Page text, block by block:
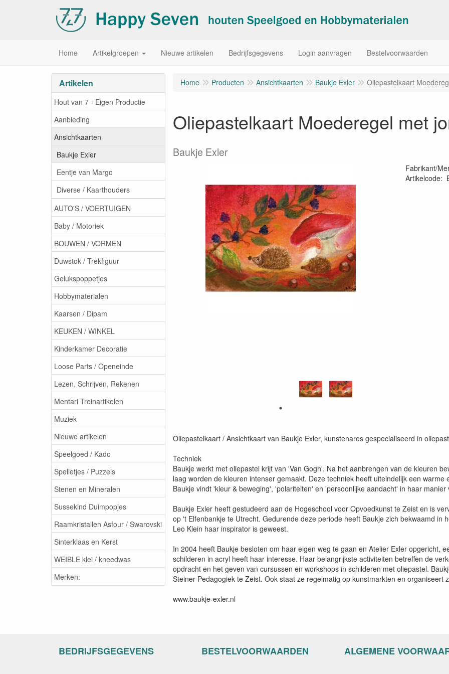
Home Artikelgroepen Nieuwe artikelen Bedrijfsgegevens Login aanvragen Bestelvoorwaarden
Artikelen
Hout van 7 - Eigen Productie
Aanbieding
Ansichtkaarten
Baukje Exler
Eentje van Margo
Diverse / Kaarthouders
AUTO'S / VOERTUIGEN
Baby / Motoriek
BOUWEN / VORMEN
Duwstok / Trekfiguur
Gelukspoppetjes
Hobbymaterialen
Kaarsen / Dipam
KEUKEN / WINKEL
Kinderkamer Decoratie
Loose Parts / Openeinde
Lezen, Schrijven, Rekenen
Mentari Treinartikelen
Muziek
Nieuwe artikelen
Speelgoed / Kado
Spelletjes / Puzzels
Stenen en Mineralen
Sussekind Duimpopjes
Raamkristallen Asfour / Swarovski
Sinterklaas en Kerst
WEIBLE klei / kneedwas
Merken:
Home Producten Ansichtkaarten Baukje Exler Oliepastelkaart
Oliepastelkaart Moederegel met
Baukje Exler
Fabrikant/
Artikelcode:
Oliepastelkaart / Ansichtkaart van Baukje Exler, kunstenares gespecialiseerd in
Techniek
Baukje werkt met oliepastel krijt van 'Van Gogh'. Na het aanbrengen van de kleuren
laag worden de kleuren intenser gemaakt. Deze techniek heeft uiteindelijk een
Baukje vindt 'kleur & beweging', 'polariteiten' en 'persoonlijke aandacht' in haar
Baukje Exler heeft gestudeerd aan de Hogeschool voor Opvoedkunst te Zeist en is
op 't Elfenbankje te Utrecht. Gedurende deze periode heeft Baukje zich bekwaamd in
Leo Klein haar inspirator is geweest.
In 2004 heeft Baukje besloten om haar eigen weg te gaan en Atelier Exler opgericht,
schilderen in acryl heeft haar interesse. Haar belangrijkste activiteiten betreffen de
opdracht en het geven van cursussen en workshops in schilderen met oliepastel.
Steiner Pedagogiek te Zeist. Ook staat ze regelmatig op kunstmarkten en organiseert
www.baukje-exler.nl
BEDRIJFSGEGEVENS BESTELVOORWAARDEN ALGEMENE